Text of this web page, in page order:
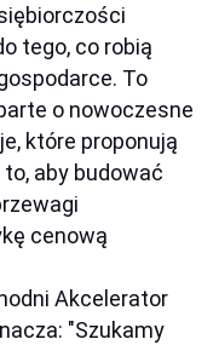
tego, co robią
To
o nowoczesne
które proponują
aby budować
cenową
Akcelerator
"Szukamy